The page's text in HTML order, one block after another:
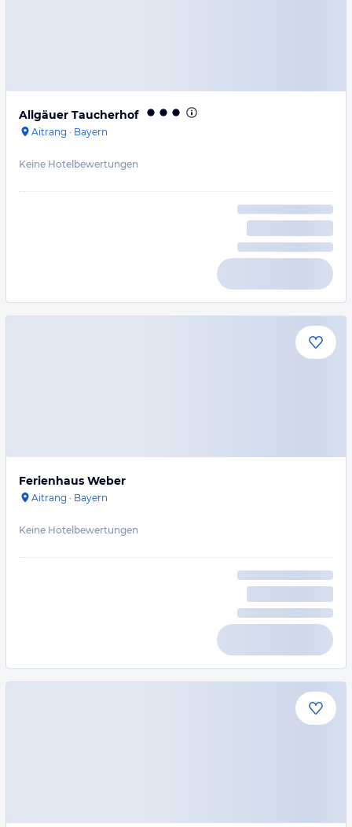
Allgäuer Taucherhof
Aitrang · Bayern
Keine Hotelbewertungen
Ferienhaus Weber
Aitrang · Bayern
Keine Hotelbewertungen